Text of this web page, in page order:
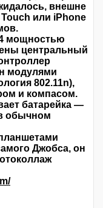
внешне
или iPhone
мощностью
центральный
модулями
802.11n),
и компасом.
батарейка —
обычном
Джобса, он